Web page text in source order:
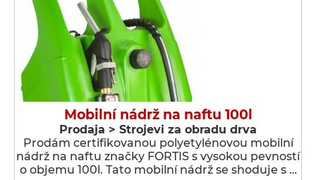
Mobilní nádrž na naftu 100l
Prodaja > Strojevi za obradu drva
Prodám certifikovanou polyetylénovou mobilní
nádrž na naftu značky FORTIS s vysokou pevností
o objemu 100l. Tato mobilní nádrž se shoduje s …